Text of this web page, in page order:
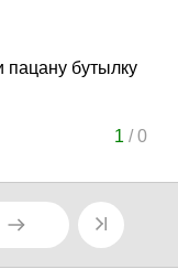
пацану бутылку
1 /0